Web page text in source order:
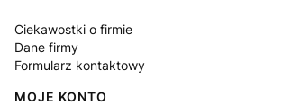
Ciekawostki o firmie
Dane firmy
Formularz kontaktowy
MOJE KONTO